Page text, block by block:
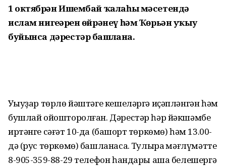
1 октябрҙән Ишембай ҡалаһы мәсетендә
ислам нигеҙҙәрен өйрәнеү һәм Ҡөрьән уҡыу
буйынса дәрестәр башлана.
Уҡыуҙар төрлө йәштәге кешеләргә иҫәпләнгән һәм
бушлай ойошторолған. Дәрестәр һәр йәкшәмбе
иртәнге сәғәт 10-да (башҡорт төркөмө) һәм 13.00-
дә (рус төркөмө) башланасаҡ. Тулыраҡ мәғлүмәтте
8-905-359-88-29 телефон һандары аша белешергә